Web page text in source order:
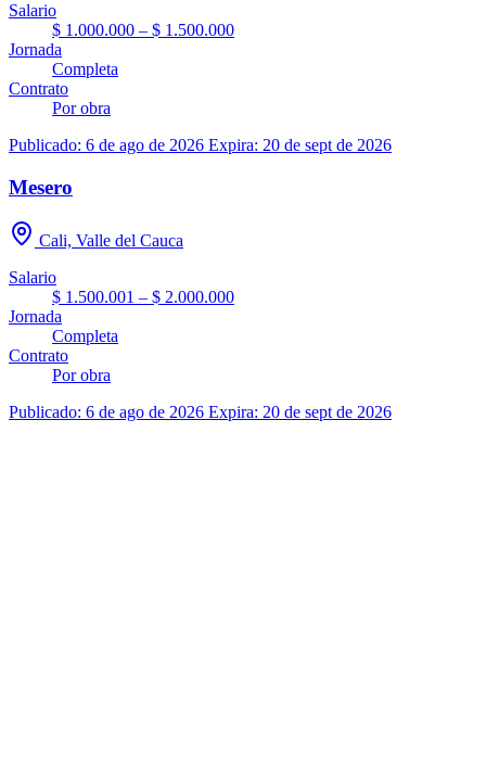
Salario
$ 1.000.000 – $ 1.500.000
Jornada
Completa
Contrato
Por obra
Publicado: 6 de ago de 2026 Expira: 20 de sept de 2026
Mesero
Cali, Valle del Cauca
Salario
$ 1.500.001 – $ 2.000.000
Jornada
Completa
Contrato
Por obra
Publicado: 6 de ago de 2026 Expira: 20 de sept de 2026